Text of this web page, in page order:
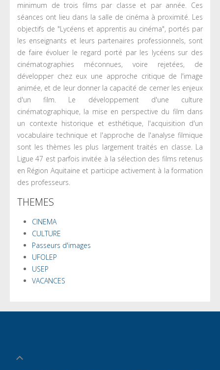
minimum de trois films par classe et par année. Ces
séances ont lieu dans la salle de cinéma à proximité. Les
objectifs de "Lycéens et apprentis au cinéma", portés par
les enseignants et leurs partenaires professionnels, sont
de faire évoluer le regard porté par les lycéens sur des
cinématographies méconnues, voire rejetées, de
développer chez eux une approche critique de l'image
animée, et de leur donner la capacité de cerner les enjeux
d'un film. Le développement d'une culture
cinématographique, la mise en perspective du film dans
un contexte historique et esthétique, l'acquisition d'un
vocabulaire technique et l'approche de l'analyse filmique
sont les thèmes les plus largement traités en classe. La
Ligue 47 est parfois invitée à la sélection des films retenus
en Région Aquitaine et participe activement à la formation
des professeurs.
THEMES
CINEMA
CULTURE
Passeurs d'images
UFOLEP
USEP
VACANCES